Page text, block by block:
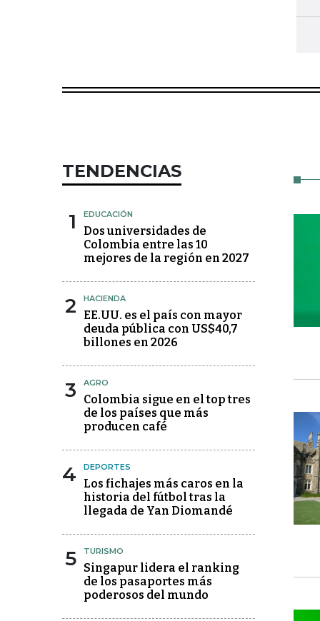
TENDENCIAS
1 EDUCACIÓN
Dos universidades de
Colombia entre las 10
mejores de la región en 2027
2 HACIENDA
EE.UU. es el país con mayor
deuda pública con US$40,7
billones en 2026
3 AGRO
Colombia sigue en el top tres
de los países que más
producen café
4 DEPORTES
Los fichajes más caros en la
historia del fútbol tras la
llegada de Yan Diomandé
5 TURISMO
Singapur lidera el ranking
de los pasaportes más
poderosos del mundo